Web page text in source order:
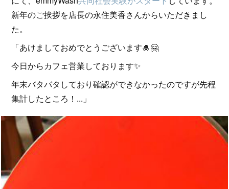
新年のご挨拶を店長の永住美香さんからいただきまし
た。
「あけましておめでとうございます🎍🤗
今日からカフェ営業しております✨
年末バタバタしており確認ができなかったのですが先程
集計したところ！...」